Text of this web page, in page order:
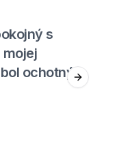
s
ochotný
Next